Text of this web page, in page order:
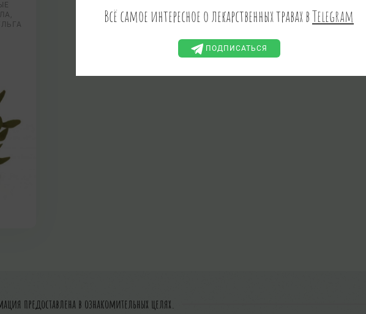
предоставлена в ознакомительных целях.
Всё самое интересное о лекарственных травах вTelegram
ПОДПИСАТЬСЯ